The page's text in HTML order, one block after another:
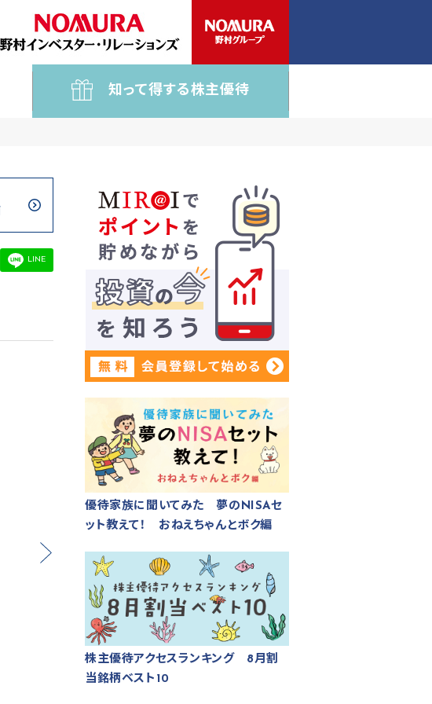
知って得する株主優待
LINE
優待家族に聞いてみた 夢のNISAセ
ット教えて！ おねえちゃんとボク編
株主優待アクセスランキング 8月割
当銘柄ベスト10